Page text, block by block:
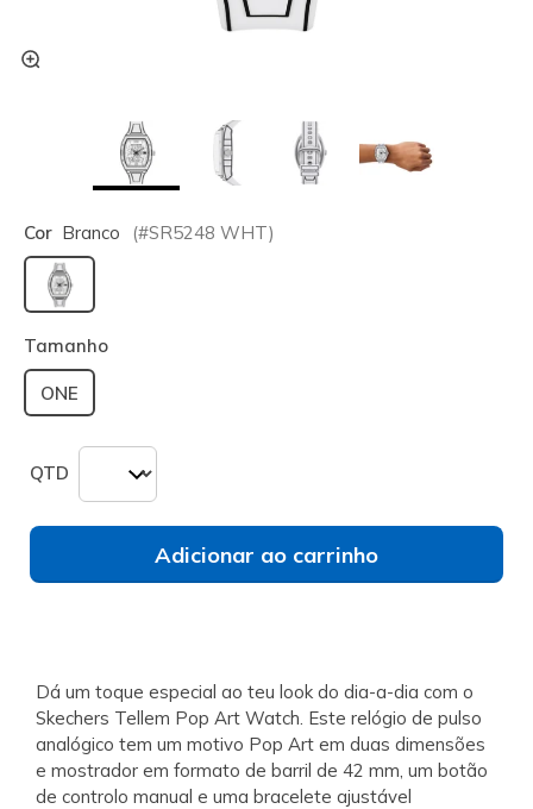
Cor Branco (#SR5248 WHT)
selecionado
Tamanho
ONE
QTD
Adicionar ao carrinho
Dá um toque especial ao teu look do dia-a-dia com o
Skechers Tellem Pop Art Watch. Este relógio de pulso
analógico tem um motivo Pop Art em duas dimensões
e mostrador em formato de barril de 42 mm, um botão
de controlo manual e uma bracelete ajustável